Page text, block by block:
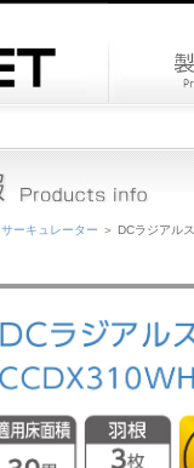
サーキュレーター ＞ DCラジアル